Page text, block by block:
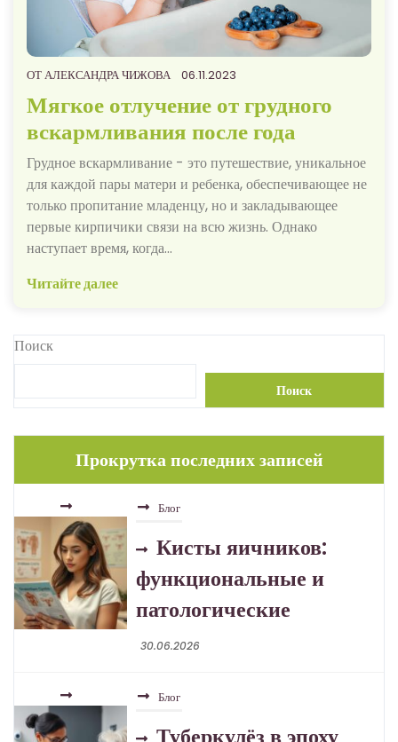
ОТАЛЕКСАНДРА ЧИЖОВА 06.11.2023
Мягкое отлучение от грудного
вскармливания после года
Грудное вскармливание - это путешествие, уникальное
для каждой пары матери и ребенка, обеспечивающее не
только пропитание младенцу, но и закладывающее
первые кирпичики связи на всю жизнь. Однако
наступает время, когда…
Читайте далее
Поиск
Поиск
Прокрутка последних записей
Блог
Кисты яичников:
функциональные и
патологические
30.06.2026
Блог